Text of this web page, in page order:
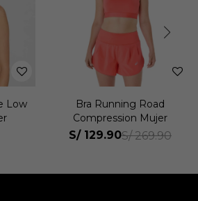
Low
Bra Running Road
Compression Mujer
S/ 129.90S/ 269.90